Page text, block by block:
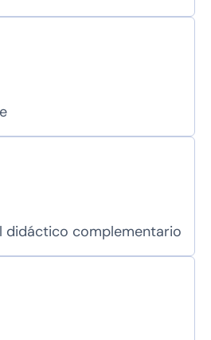
didáctico complementario